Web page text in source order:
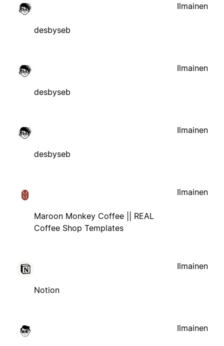
desbyseb
Ilmainen
desbyseb
Ilmainen
desbyseb
Ilmainen
Maroon Monkey Coffee || REAL
Coffee Shop Templates
Ilmainen
Notion
Ilmainen
Ilmainen